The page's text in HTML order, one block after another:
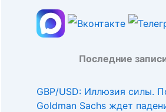
Последние
GBP/USD: Иллюзия силы.
Goldman Sachs ждет